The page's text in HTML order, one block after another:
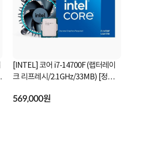
[INTEL] 코어 i7-14700F (랩터레이
크 리프레시/2.1GHz/33MB) [정품박
569,000원